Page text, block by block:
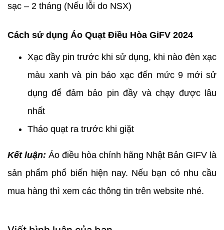
sạc – 2 tháng (Nếu lỗi do NSX)
Cách sử dụng Áo Quạt Điều Hòa GiFV 2024
Xạc đầy pin trước khi sử dụng, khi nào đèn xạc
màu xanh và pin báo xạc đến mức 9 mới sử
dụng để đảm bảo pin đầy và chạy được lâu
nhất
Tháo quạt ra trước khi giặt
Kết luận: Áo điều hòa chính hãng Nhật Bản GIFV là
sản phẩm phổ biến hiện nay. Nếu bạn có nhu cầu
mua hàng thì xem các thông tin trên website nhé.